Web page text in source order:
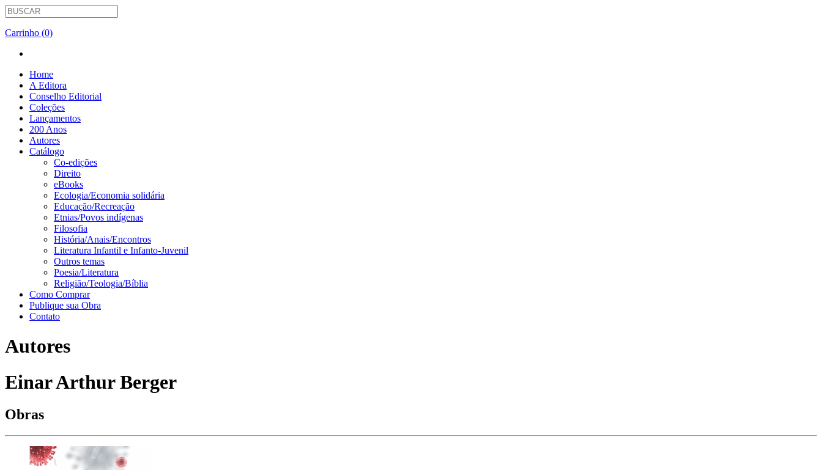
Carrinho (0)
Home
A Editora
Conselho Editorial
Coleções
Lançamentos
200 Anos
Autores
Catálogo
Co-edições
Direito
eBooks
Ecologia/Economia solidária
Educação/Recreação
Etnias/Povos indígenas
Filosofia
História/Anais/Encontros
Literatura Infantil e Infanto-Juvenil
Outros temas
Poesia/Literatura
Religião/Teologia/Bíblia
Como Comprar
Publique sua Obra
Contato
Autores
Einar Arthur Berger
Obras